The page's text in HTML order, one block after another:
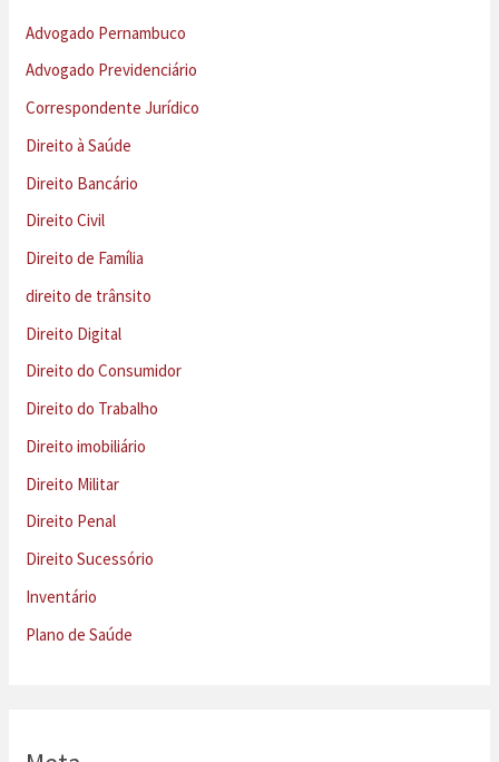
Advogado Pernambuco
Advogado Previdenciário
Correspondente Jurídico
Direito à Saúde
Direito Bancário
Direito Civil
Direito de Família
direito de trânsito
Direito Digital
Direito do Consumidor
Direito do Trabalho
Direito imobiliário
Direito Militar
Direito Penal
Direito Sucessório
Inventário
Plano de Saúde